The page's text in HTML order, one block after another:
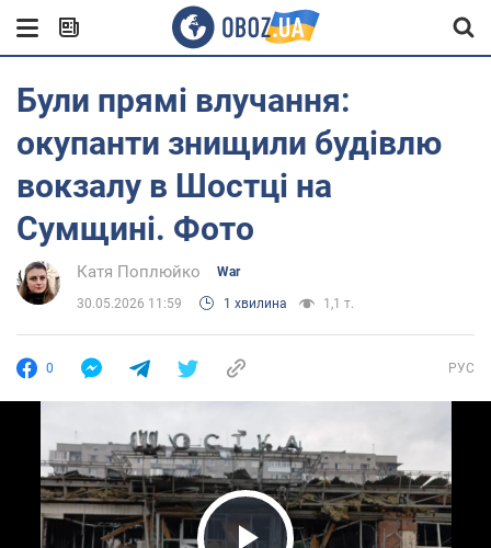
Були прямі влучання:
окупанти знищили будівлю
вокзалу в Шостці на
Сумщині. Фото
Катя Поплюйко War
30.05.2026 11:59 1 хвилина 1,1 т.
0 РУС